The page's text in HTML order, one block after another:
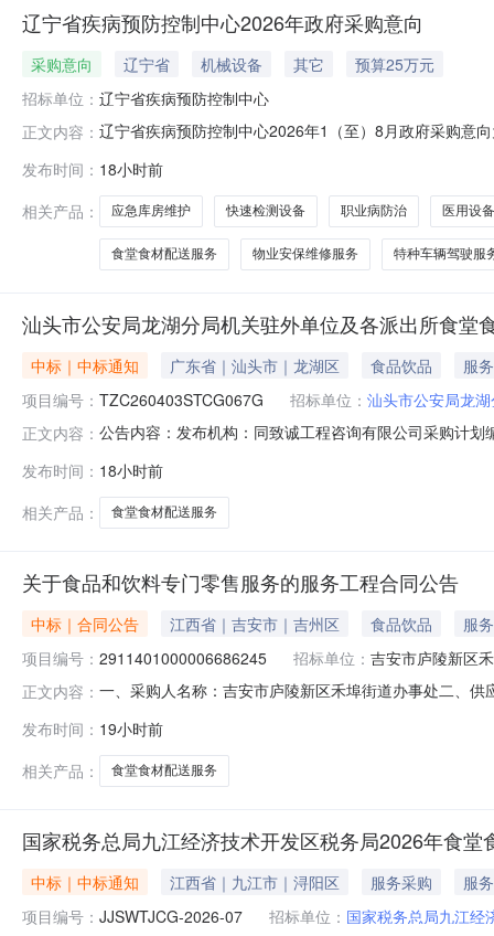
辽宁省疾病预防控制中心2026年政府采购意向
采购意向 辽宁省 机械设备 其它
预算25万元
招标单位： 辽宁省疾病预防控制中心
正文内容： 辽宁省疾病预防控制中心2026年1（至）8月政府采购意
验室设备采购项目智能标准品安全管理系统：含1台主
期预警的全流程闭环管
发布时间： 18小时前
相关产品：
应急库房维护 快速检测设备 职业病防治 医用设备
食堂食材配送服务 物业安保维修服务 特种车辆驾驶服
汕头市公安局龙湖分局机关驻外单位及各派出所食堂
中标｜中标通知 广东省｜汕头市｜龙湖区 食品饮品
服务
项目编号： TZC260403STCG067G 招标单位： 汕头市公安局龙
正文内容： 公告内容：发布机构：同致诚工程咨询有限公司采购计
津派出所、珠池派出所、金园派出所食堂食材配送服务
发布时间： 18小时前
相关产品：
食堂食材配送服务
关于食品和饮料专门零售服务的服务工程合同公告
中标｜合同公告 江西省｜吉安市｜吉州区 食品饮品
服务
项目编号： 2911401000006686245 招标单位： 吉安市庐陵新区
正文内容： 一、采购人名称：吉安市庐陵新区禾埠街道办事处二、
1.0032343234服务要求或标的基本概况：七、其它事项
发布时间： 19小时前
相关产品：
食堂食材配送服务
国家税务总局九江经济技术开发区税务局2026年食
中标｜中标通知 江西省｜九江市｜浔阳区 服务采购
服务
项目编号： JJSWTJCG-2026-07 招标单位： 国家税务总局九江经